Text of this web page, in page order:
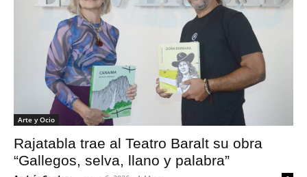
Arte y Ocio
Rajatabla trae al Teatro Baralt su obra
“Gallegos, selva, llano y palabra”